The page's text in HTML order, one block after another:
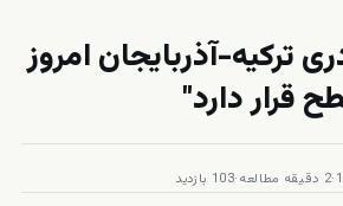
ترکیه-آذربایجان امروز
قرار دارد"
·2 دقیقه مطالعه ·103 بازدید